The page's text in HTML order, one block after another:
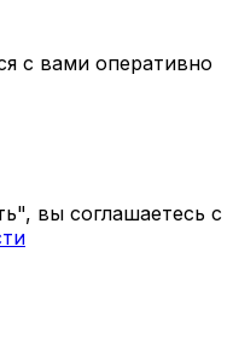
с вами оперативно
вы соглашаетесь с